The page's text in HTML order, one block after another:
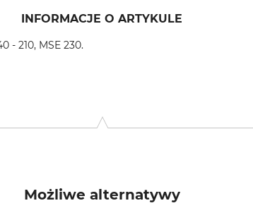
INFORMACJE O ARTYKULE
- 210, MSE 230.
Możliwe alternatywy